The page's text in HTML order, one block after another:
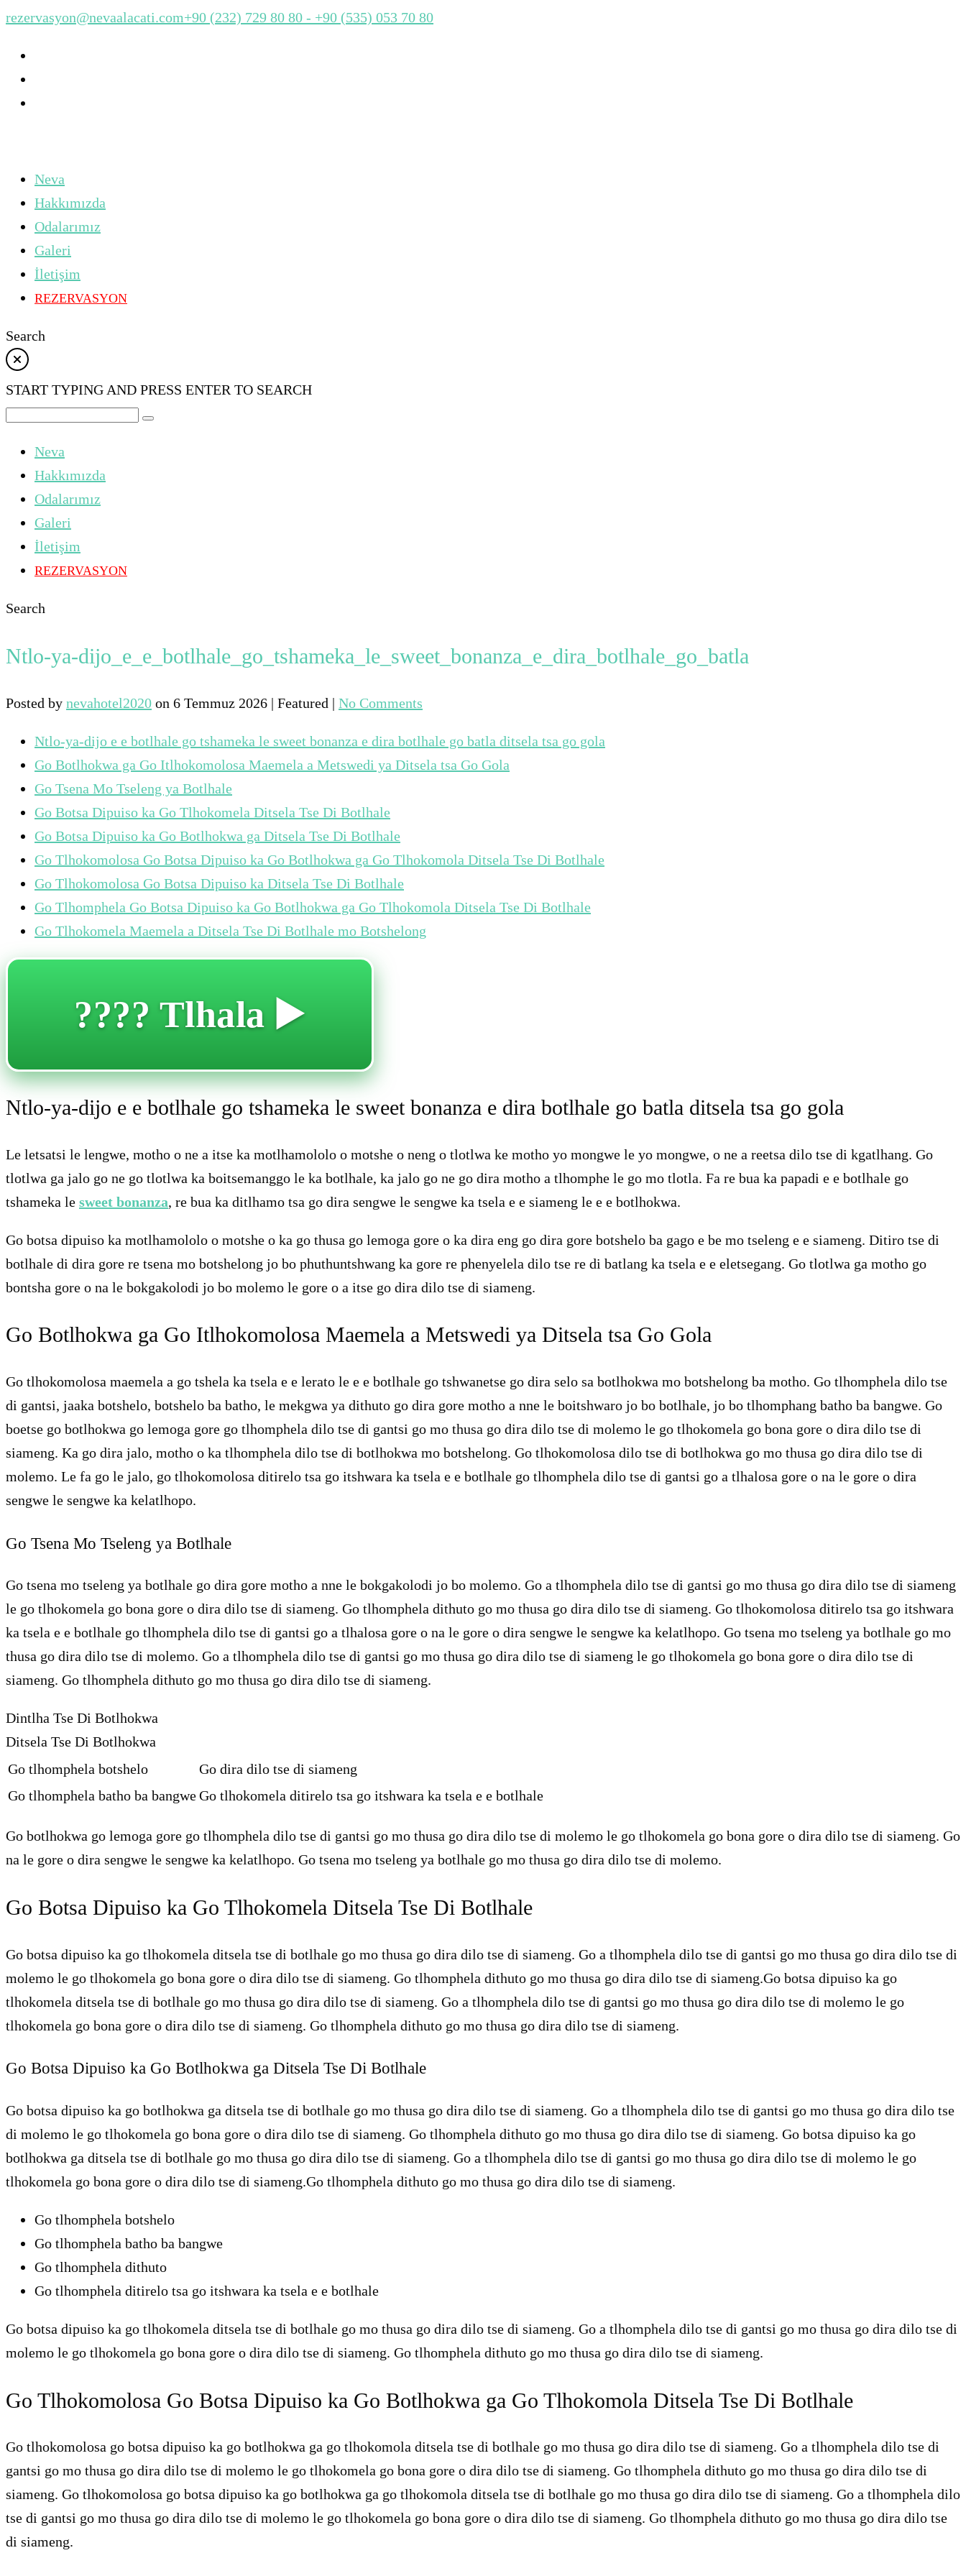
rezervasyon@nevaalacati.com+90 (232) 729 80 80 - +90 (535) 053 70 80
Neva
Hakkımızda
Odalarımız
Galeri
İletişim
REZERVASYON
Search
START TYPING AND PRESS ENTER TO SEARCH
Neva
Hakkımızda
Odalarımız
Galeri
İletişim
REZERVASYON
Search
Ntlo-ya-dijo_e_e_botlhale_go_tshameka_le_sweet_bonanza_e_dira_botlhale_go_batla
Posted by nevahotel2020 on 6 Temmuz 2026 | Featured | No Comments
Ntlo-ya-dijo e e botlhale go tshameka le sweet bonanza e dira botlhale go batla ditsela tsa go gola
Go Botlhokwa ga Go Itlhokomolosa Maemela a Metswedi ya Ditsela tsa Go Gola
Go Tsena Mo Tseleng ya Botlhale
Go Botsa Dipuiso ka Go Tlhokomela Ditsela Tse Di Botlhale
Go Botsa Dipuiso ka Go Botlhokwa ga Ditsela Tse Di Botlhale
Go Tlhokomolosa Go Botsa Dipuiso ka Go Botlhokwa ga Go Tlhokomola Ditsela Tse Di Botlhale
Go Tlhokomolosa Go Botsa Dipuiso ka Ditsela Tse Di Botlhale
Go Tlhomphela Go Botsa Dipuiso ka Go Botlhokwa ga Go Tlhokomola Ditsela Tse Di Botlhale
Go Tlhokomela Maemela a Ditsela Tse Di Botlhale mo Botshelong
???? Tlhala ▶️
Ntlo-ya-dijo e e botlhale go tshameka le sweet bonanza e dira botlhale go batla ditsela tsa go gola
Le letsatsi le lengwe, motho o ne a itse ka motlhamololo o motshe o neng o tlotlwa ke motho yo mongwe le yo mongwe, o ne a reetsa dilo tse di kgatlhang. Go
tlotlwa ga jalo go ne go tlotlwa ka boitsemanggo le ka botlhale, ka jalo go ne go dira motho a tlhomphe le go mo tlotla. Fa re bua ka papadi e e botlhale go
tshameka le sweet bonanza, re bua ka ditlhamo tsa go dira sengwe le sengwe ka tsela e e siameng le e e botlhokwa.
Go botsa dipuiso ka motlhamololo o motshe o ka go thusa go lemoga gore o ka dira eng go dira gore botshelo ba gago e be mo tseleng e e siameng. Ditiro tse di
botlhale di dira gore re tsena mo botshelong jo bo phuthuntshwang ka gore re phenyelela dilo tse re di batlang ka tsela e e eletsegang. Go tlotlwa ga motho go
bontsha gore o na le bokgakolodi jo bo molemo le gore o a itse go dira dilo tse di siameng.
Go Botlhokwa ga Go Itlhokomolosa Maemela a Metswedi ya Ditsela tsa Go Gola
Go tlhokomolosa maemela a go tshela ka tsela e e lerato le e e botlhale go tshwanetse go dira selo sa botlhokwa mo botshelong ba motho. Go tlhomphela dilo tse
di gantsi, jaaka botshelo, botshelo ba batho, le mekgwa ya dithuto go dira gore motho a nne le boitshwaro jo bo botlhale, jo bo tlhomphang batho ba bangwe. Go
boetse go botlhokwa go lemoga gore go tlhomphela dilo tse di gantsi go mo thusa go dira dilo tse di molemo le go tlhokomela go bona gore o dira dilo tse di
siameng. Ka go dira jalo, motho o ka tlhomphela dilo tse di botlhokwa mo botshelong. Go tlhokomolosa dilo tse di botlhokwa go mo thusa go dira dilo tse di
molemo. Le fa go le jalo, go tlhokomolosa ditirelo tsa go itshwara ka tsela e e botlhale go tlhomphela dilo tse di gantsi go a tlhalosa gore o na le gore o dira
sengwe le sengwe ka kelatlhopo.
Go Tsena Mo Tseleng ya Botlhale
Go tsena mo tseleng ya botlhale go dira gore motho a nne le bokgakolodi jo bo molemo. Go a tlhomphela dilo tse di gantsi go mo thusa go dira dilo tse di siameng
le go tlhokomela go bona gore o dira dilo tse di siameng. Go tlhomphela dithuto go mo thusa go dira dilo tse di siameng. Go tlhokomolosa ditirelo tsa go itshwara
ka tsela e e botlhale go tlhomphela dilo tse di gantsi go a tlhalosa gore o na le gore o dira sengwe le sengwe ka kelatlhopo. Go tsena mo tseleng ya botlhale go mo
thusa go dira dilo tse di molemo. Go a tlhomphela dilo tse di gantsi go mo thusa go dira dilo tse di siameng le go tlhokomela go bona gore o dira dilo tse di
siameng. Go tlhomphela dithuto go mo thusa go dira dilo tse di siameng.
Dintlha Tse Di Botlhokwa
Ditsela Tse Di Botlhokwa
Go tlhomphela botshelo
Go dira dilo tse di siameng
Go tlhomphela batho ba bangweGo tlhokomela ditirelo tsa go itshwara ka tsela e e botlhale
Go botlhokwa go lemoga gore go tlhomphela dilo tse di gantsi go mo thusa go dira dilo tse di molemo le go tlhokomela go bona gore o dira dilo tse di siameng. Go
na le gore o dira sengwe le sengwe ka kelatlhopo. Go tsena mo tseleng ya botlhale go mo thusa go dira dilo tse di molemo.
Go Botsa Dipuiso ka Go Tlhokomela Ditsela Tse Di Botlhale
Go botsa dipuiso ka go tlhokomela ditsela tse di botlhale go mo thusa go dira dilo tse di siameng. Go a tlhomphela dilo tse di gantsi go mo thusa go dira dilo tse di
molemo le go tlhokomela go bona gore o dira dilo tse di siameng. Go tlhomphela dithuto go mo thusa go dira dilo tse di siameng.Go botsa dipuiso ka go
tlhokomela ditsela tse di botlhale go mo thusa go dira dilo tse di siameng. Go a tlhomphela dilo tse di gantsi go mo thusa go dira dilo tse di molemo le go
tlhokomela go bona gore o dira dilo tse di siameng. Go tlhomphela dithuto go mo thusa go dira dilo tse di siameng.
Go Botsa Dipuiso ka Go Botlhokwa ga Ditsela Tse Di Botlhale
Go botsa dipuiso ka go botlhokwa ga ditsela tse di botlhale go mo thusa go dira dilo tse di siameng. Go a tlhomphela dilo tse di gantsi go mo thusa go dira dilo tse
di molemo le go tlhokomela go bona gore o dira dilo tse di siameng. Go tlhomphela dithuto go mo thusa go dira dilo tse di siameng. Go botsa dipuiso ka go
botlhokwa ga ditsela tse di botlhale go mo thusa go dira dilo tse di siameng. Go a tlhomphela dilo tse di gantsi go mo thusa go dira dilo tse di molemo le go
tlhokomela go bona gore o dira dilo tse di siameng.Go tlhomphela dithuto go mo thusa go dira dilo tse di siameng.
Go tlhomphela botshelo
Go tlhomphela batho ba bangwe
Go tlhomphela dithuto
Go tlhomphela ditirelo tsa go itshwara ka tsela e e botlhale
Go botsa dipuiso ka go tlhokomela ditsela tse di botlhale go mo thusa go dira dilo tse di siameng. Go a tlhomphela dilo tse di gantsi go mo thusa go dira dilo tse di
molemo le go tlhokomela go bona gore o dira dilo tse di siameng. Go tlhomphela dithuto go mo thusa go dira dilo tse di siameng.
Go Tlhokomolosa Go Botsa Dipuiso ka Go Botlhokwa ga Go Tlhokomola Ditsela Tse Di Botlhale
Go tlhokomolosa go botsa dipuiso ka go botlhokwa ga go tlhokomola ditsela tse di botlhale go mo thusa go dira dilo tse di siameng. Go a tlhomphela dilo tse di
gantsi go mo thusa go dira dilo tse di molemo le go tlhokomela go bona gore o dira dilo tse di siameng. Go tlhomphela dithuto go mo thusa go dira dilo tse di
siameng. Go tlhokomolosa go botsa dipuiso ka go botlhokwa ga go tlhokomola ditsela tse di botlhale go mo thusa go dira dilo tse di siameng. Go a tlhomphela dilo
tse di gantsi go mo thusa go dira dilo tse di molemo le go tlhokomela go bona gore o dira dilo tse di siameng. Go tlhomphela dithuto go mo thusa go dira dilo tse
di siameng.